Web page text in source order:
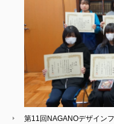
第11回NAGANOデザイン